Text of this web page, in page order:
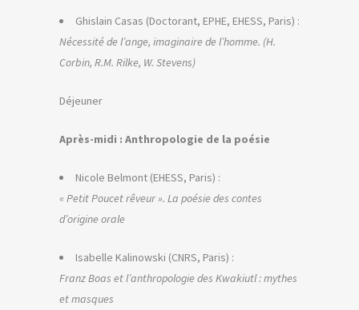
Ghislain Casas (Doctorant, EPHE, EHESS, Paris) :
Nécessité de l’ange, imaginaire de l’homme. (H.
Corbin, R.M. Rilke, W. Stevens)
Déjeuner
Après-midi : Anthropologie de la poésie
Nicole Belmont (EHESS, Paris) :
« Petit Poucet rêveur ». La poésie des contes
d’origine orale
Isabelle Kalinowski (CNRS, Paris) :
Franz Boas et l’anthropologie des Kwakiutl : mythes
et masques